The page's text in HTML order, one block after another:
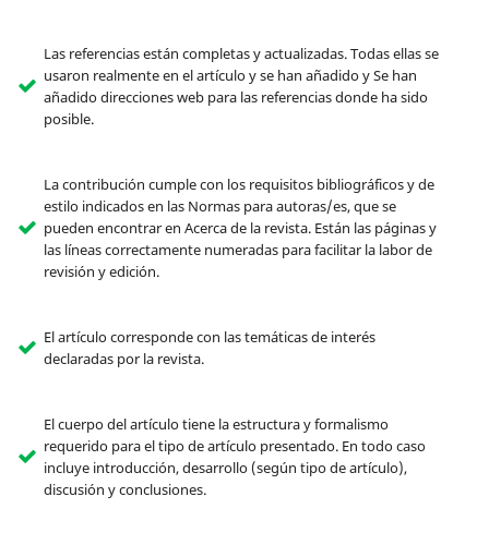
Las referencias están completas y actualizadas. Todas ellas se
usaron realmente en el artículo y se han añadido y Se han
añadido direcciones web para las referencias donde ha sido
posible.
La contribución cumple con los requisitos bibliográficos y de
estilo indicados en las Normas para autoras/es, que se
pueden encontrar en Acerca de la revista. Están las páginas y
las líneas correctamente numeradas para facilitar la labor de
revisión y edición.
El artículo corresponde con las temáticas de interés
declaradas por la revista.
El cuerpo del artículo tiene la estructura y formalismo
requerido para el tipo de artículo presentado. En todo caso
incluye introducción, desarrollo (según tipo de artículo),
discusión y conclusiones.